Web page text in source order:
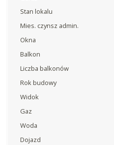
Stan lokalu
Mies. czynsz admin.
Okna
Balkon
Liczba balkonów
Rok budowy
Widok
Gaz
Woda
Dojazd